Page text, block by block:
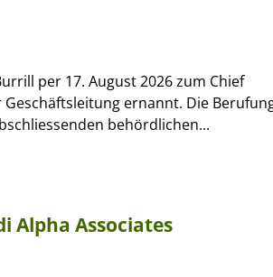
per 17. August 2026 zum Chief
ernannt. Die
behördlichen...
Alpha Associates